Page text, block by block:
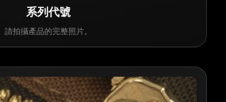
系列代號
請拍攝產品的完整照片。